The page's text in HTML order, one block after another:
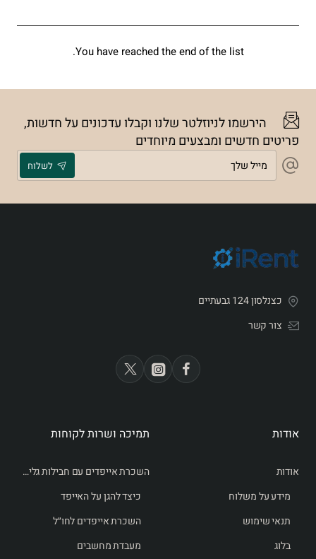
You have reached the end of the list.
הירשמו לניוזלטר שלנו וקבלו עדכונים על חדשות,
פריטים חדשים ומבצעים מיוחדים
מייל
שלך
לשלוח
כצנלסון 124 גבעתיים
צור קשר
אודות
אודות
מידע על משלוח
תנאי שימוש
בלוג
תמיכה ושרות לקוחות
השכרת אייפדים עם חבילות גלישה לחו״ל
כיצד להגן על האייפד
השכרת אייפדים לחו״ל
מעבדת מחשבים